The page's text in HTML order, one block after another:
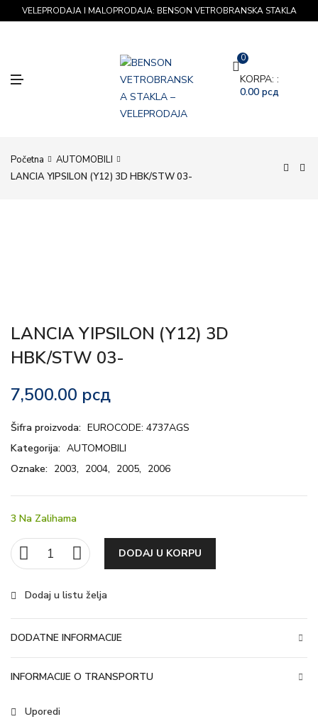
VELEPRODAJA I MALOPRODAJA: BENSON VETROBRANSKA STAKLA
0
KORPA: :
0.00 рсд
Početna
AUTOMOBILI
LANCIA YIPSILON (Y12) 3D HBK/STW 03-
LANCIA YIPSILON (Y12) 3D
HBK/STW 03-
7,500.00 рсд
Šifra proizvoda: EUROCODE: 4737AGS
Kategorija: AUTOMOBILI
Oznake: 2003, 2004, 2005, 2006
3 Na Zalihama
DODAJ U KORPU
Dodaj u listu želja
DODATNE INFORMACIJE
INFORMACIJE O TRANSPORTU
Uporedi